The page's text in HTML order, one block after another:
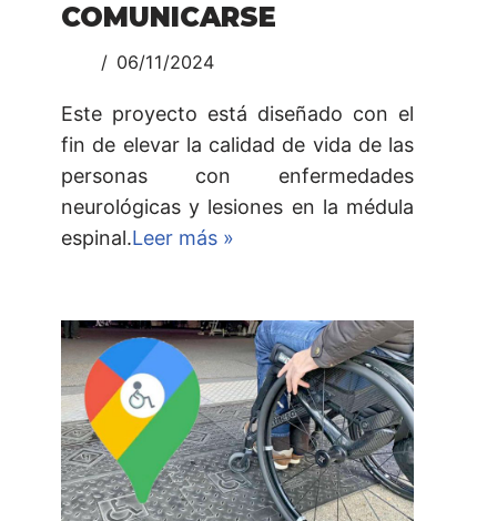
COMUNICARSE
06/11/2024
Este proyecto está diseñado con el
fin de elevar la calidad de vida de las
personas con enfermedades
neurológicas y lesiones en la médula
espinal.Leer más »